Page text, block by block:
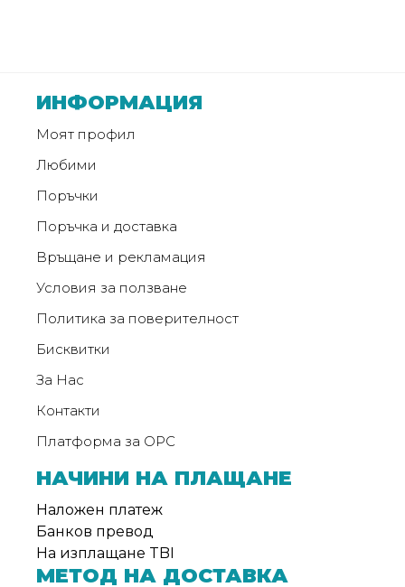
ИНФОРМАЦИЯ
Моят профил
Любими
Поръчки
Поръчка и доставка
Връщане и рекламация
Условия за ползване
Политика за поверителност
Бисквитки
За Нас
Контакти
Платформа за ОРС
НАЧИНИ НА ПЛАЩАНЕ
Наложен платеж
Банков превод
На изплащане TBI
МЕТОД НА ДОСТАВКА